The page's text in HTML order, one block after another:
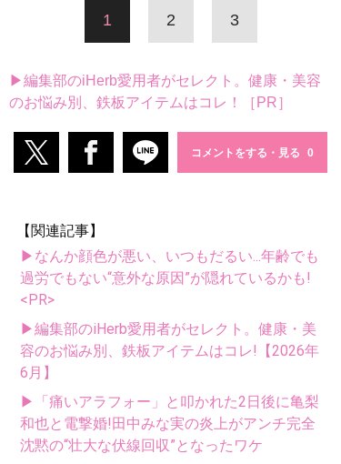
1 2 3
▶編集部のiHerb愛用者がセレクト。健康・美容
のお悩み別、鉄板アイテムはコレ！［PR］
コメントをする・見る
【関連記事】
▶なんか顔色が悪い、いつもだるい...年齢でも
過労でもない“意外な原因”が隠れているかも!
<PR>
▶編集部のiHerb愛用者がセレクト。健康・美
容のお悩み別、鉄板アイテムはコレ!【2026年
6月】
▶「痛いアラフォー」と叩かれた2日後に亀梨
和也と電撃婚!田中みな実の炎上がアンチ完全
沈黙の“壮大な伏線回収”となったワケ